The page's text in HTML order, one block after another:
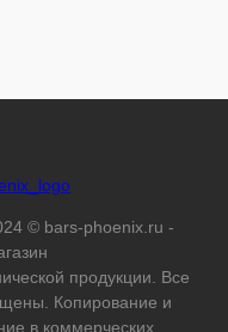
© bars-phoenix.ru -
продукции. Все
Копирование и
в коммерческих